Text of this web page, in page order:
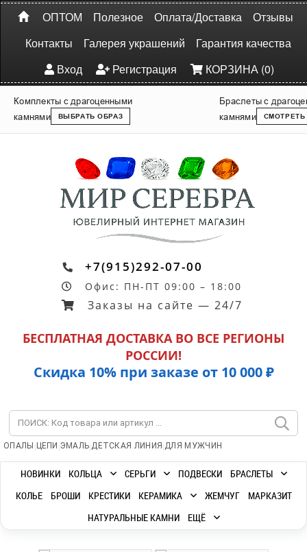
ОПТОМ Полезное Оплата/Доставка
Отзывы
Контакты
Галерея украшений
Гарантия качества
Вход
Регистрация КОРЗИНА (0)
Комплекты с драгоценными
камнями
ВЫБРАТЬ ОБРАЗ
Браслеты с
камнями
СМОТРЕТЬ
+7(915)292-07-00
Офис: ПН-ПТ 09:00 – 18:00
Заказы на сайте — 24/7
БЕСПЛАТНАЯ ДОСТАВКА ВО ВСЕ РЕГИОНЫ
РОССИИ!
Скидка 10% при заказе от 10 000 ₽
ОПАЛЫ | ЦЕПИ |ЭМАЛЬ|ДЕТСКАЯ ЛИНИЯ |ДЛЯ МУЖЧИН
НОВИНКИ КОЛЬЦА СЕРЬГИ ПОДВЕСКИ
БРАСЛЕТЫ
КОЛЬЕ
БРОШИ КРЕСТИКИ КЕРАМИКА ЖЕМЧУГ
МАРКАЗИТ
НАТУРАЛЬНЫЕ КАМНИ
ЕЩЁ